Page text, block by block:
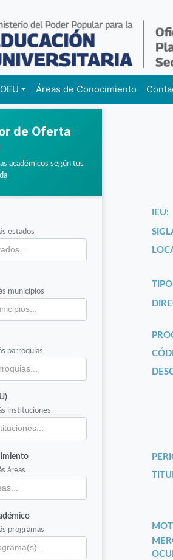
Áreas de Conocimiento
de Oferta
académicos según tus
estados
municipios
parroquias
instituciones
áreas
programas
IEU: